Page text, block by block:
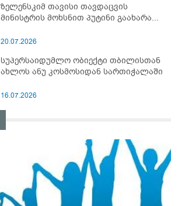
ზელენსკიმ თავისი თავდაცვის
მინისტრის მოხსნით პუტინი გაახარა...
20.07.2026
სუპერსაიდუმლო ობიექტი თბილისთან
ახლოს ანუ კოსმოსიდან სართიჭალაში
16.07.2026